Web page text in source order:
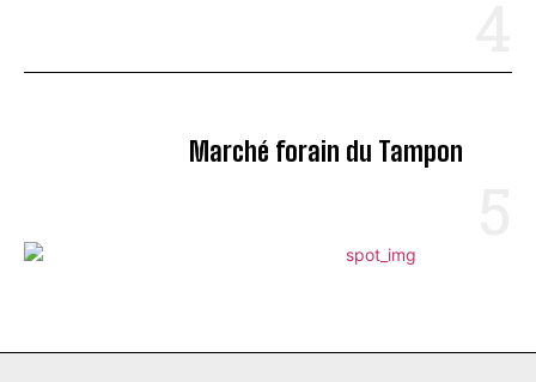
Marché forain du Tampon